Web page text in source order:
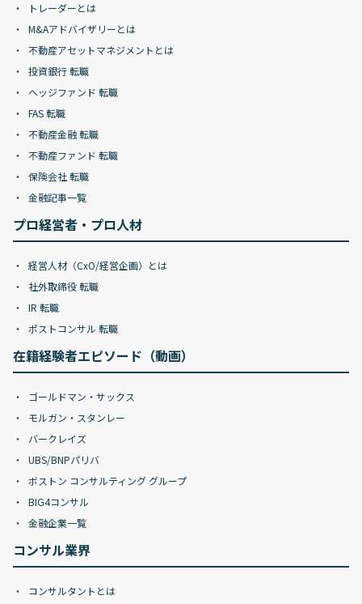
トレーダーとは
M&Aアドバイザリーとは
不動産アセットマネジメントとは
投資銀行 転職
ヘッジファンド 転職
FAS 転職
不動産金融 転職
不動産ファンド 転職
保険会社 転職
金融記事一覧
プロ経営者・プロ人材
経営人材（CxO/経営企画）とは
社外取締役 転職
IR 転職
ポストコンサル 転職
在籍経験者エピソード（動画）
ゴールドマン・サックス
モルガン・スタンレー
バークレイズ
UBS/BNPパリバ
ボストン コンサルティング グループ
BIG4コンサル
金融企業一覧
コンサル業界
コンサルタントとは